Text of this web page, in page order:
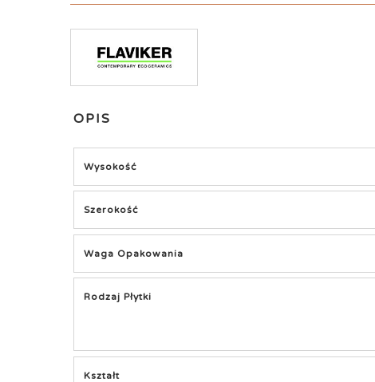
OPIS
Wysokość
Szerokość
Waga Opakowania
Rodzaj Płytki
Kształt